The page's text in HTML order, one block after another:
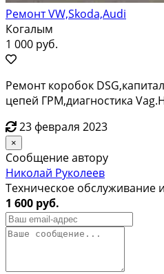
Ремонт VW,Skoda,Audi
Когалым
1 000 руб.
Ремонт коробок
цепей ГРМ,диагностика
23 февраля 2023
×
Сообщение автору
Николай Руколеев
Техническое обслуживание
1 600 руб.